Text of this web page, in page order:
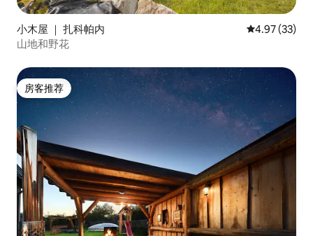
小木屋 ｜ 扎科帕内 平均评分
4.97 (33)
山地和野花
房客推荐
房客推荐